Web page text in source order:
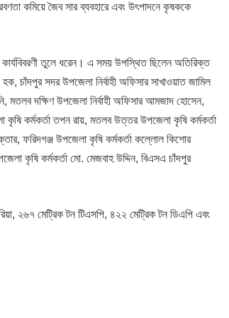
কমিয়ে জৈব সার ব্যবহারে এবং উৎপাদনে কৃষককে
তুলে ধরেন। এ সময় উপস্থিত ছিলেন অতিরিক্ত
চাঁদপুর সদর উপজেলা নির্বাহী অফিসার সাখাওয়াত জামিল
মতলব দক্ষিণ উপজেলা নির্বাহী অফিসার আমজাদ হোসেন,
কৃষি কর্মকর্তা তপন রায়, মতলব উত্তর উপজেলা কৃষি কর্মকর্তা
ফরিদগঞ্জ উপজেলা কৃষি কর্মকর্তা কল্লোল কিশোর
কৃষি কর্মকর্তা মো. মেজবাহ উদ্দিন, বিএসএ চাঁদপুর
২৬৭ মেট্রিক টন টিএসপি, ৪২২ মেট্রিক টন ডিএপি এবং